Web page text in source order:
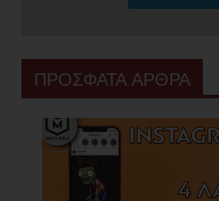
ΠΡΟΣΦΑΤΑ ΑΡΘΡΑ